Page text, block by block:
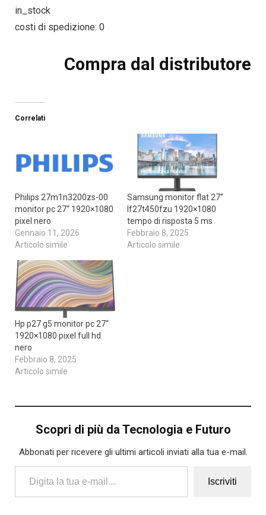
in_stock
costi di spedizione: 0
Compra dal distributore
Correlati
Philips 27m1n3200zs-00
monitor pc 27“ 1920×1080
pixel nero
Gennaio 11, 2026
Articolo simile
Samsung monitor flat 27“
lf27t450fzu 1920×1080
tempo di risposta 5 ms
Febbraio 8, 2025
Articolo simile
Hp p27 g5 monitor pc 27“
1920×1080 pixel full hd
nero
Febbraio 8, 2025
Articolo simile
Scopri di più da Tecnologia e Futuro
Abbonati per ricevere gli ultimi articoli inviati alla tua e-mail.
Digita la tua e-mail...
Iscriviti